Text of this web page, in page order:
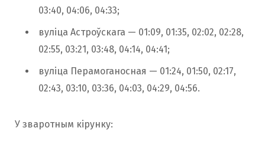
03:40, 04:06, 04:33;
вуліца Астроўскага — 01:09, 01:35, 02:02, 02:28,
02:55, 03:21, 03:48, 04:14, 04:41;
вуліца Перамоганосная — 01:24, 01:50, 02:17,
02:43, 03:10, 03:36, 04:03, 04:29, 04:56.
У зваротным кірунку: